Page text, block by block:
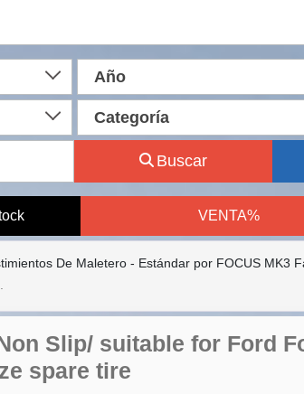
Año
Categoría
Buscar
VENTA%
De Maletero - Estándar por FOCUS MK3
Slip/ suitable for Ford
spare tire